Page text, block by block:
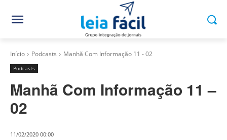
Início Podcasts Manhã Com Informação 11 - 02
Podcasts
Manhã Com Informação 11 –
02
11/02/2020 00:00